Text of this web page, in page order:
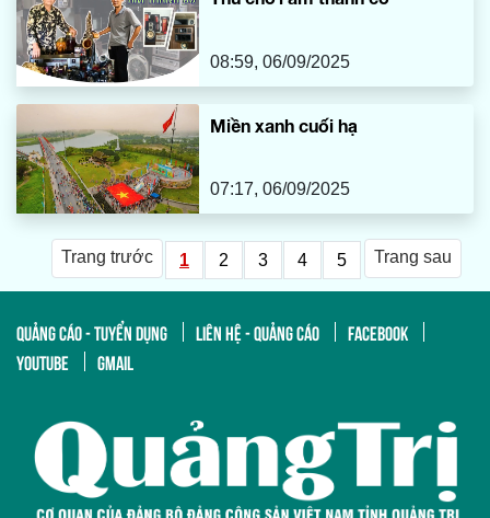
08:59, 06/09/2025
Miền xanh cuối hạ
07:17, 06/09/2025
Trang trước 1 2 3 4 5 Trang sau
QUẢNG CÁO - TUYỂN DỤNG LIÊN HỆ - QUẢNG CÁO
FACEBOOK
YOUTUBE
GMAIL